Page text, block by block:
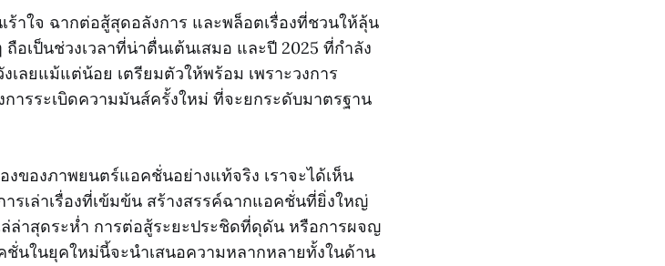
าใจ ฉากต่อสู้สุดอลังการ และพล็อตเรื่องที่ชวนให้ลุ้น
อเป็นช่วงเวลาที่น่าตื่นเต้นเสมอ และปี 2025 ที่กำลัง
เลยแม้แต่น้อย เตรียมตัวให้พร้อม เพราะวงการ
ารระเบิดความมันส์ครั้งใหม่ ที่จะยกระดับมาตรฐาน
งของภาพยนตร์แอคชั่นอย่างแท้จริง เราจะได้เห็น
รเล่าเรื่องที่เข้มข้น สร้างสรรค์ฉากแอคชั่นที่ยิ่งใหญ่
ล่ล่าสุดระห่ำ การต่อสู้ระยะประชิดที่ดุดัน หรือการผจญ
นในยุคใหม่นี้จะนำเสนอความหลากหลายทั้งในด้าน